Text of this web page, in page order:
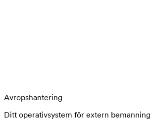
Avropshantering
Ditt operativsystem för extern bemanning